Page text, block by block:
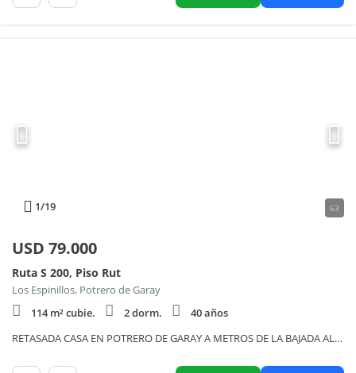
1/19 63
USD 79.000
Ruta S 200, Piso Rut
Los Espinillos, Potrero de Garay
114 m² cubie.
2 dorm.
40 años
RETASADA CASA EN POTRERO DE GARAY A METROS DE LA BAJADA AL RIO LOS ESPINILLOS- 857